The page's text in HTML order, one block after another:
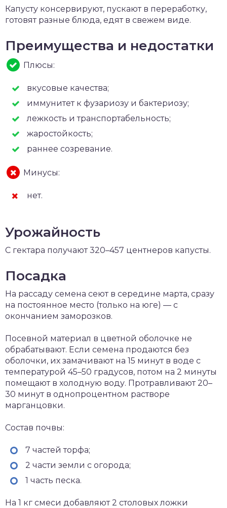
Капусту консервируют, пускают в переработку,
готовят разные блюда, едят в свежем виде.
Преимущества и недостатки
Плюсы:
вкусовые качества;
иммунитет к фузариозу и бактериозу;
лежкость и транспортабельность;
жаростойкость;
раннее созревание.
Минусы:
нет.
Урожайность
С гектара получают 320–457 центнеров капусты.
Посадка
На рассаду семена сеют в середине марта, сразу
на постоянное место (только на юге) — с
окончанием заморозков.
Посевной материал в цветной оболочке не
обрабатывают. Если семена продаются без
оболочки, их замачивают на 15 минут в воде с
температурой 45–50 градусов, потом на 2 минуты
помещают в холодную воду. Протравливают 20–
30 минут в однопроцентном растворе
марганцовки.
Состав почвы:
7 частей торфа;
2 части земли с огорода;
1 часть песка.
На 1 кг смеси добавляют 2 столовых ложки